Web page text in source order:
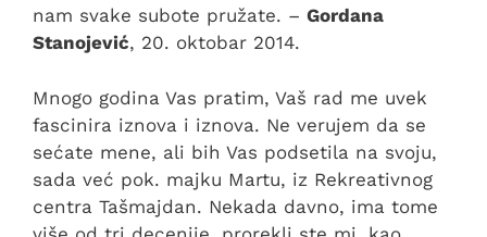
nam svake subote pružate. – Gordana
Stanojević, 20. oktobar 2014.
Mnogo godina Vas pratim, Vaš rad me uvek
fascinira iznova i iznova. Ne verujem da se
sećate mene, ali bih Vas podsetila na svoju,
sada već pok. majku Martu, iz Rekreativnog
centra Tašmajdan. Nekada davno, ima tome